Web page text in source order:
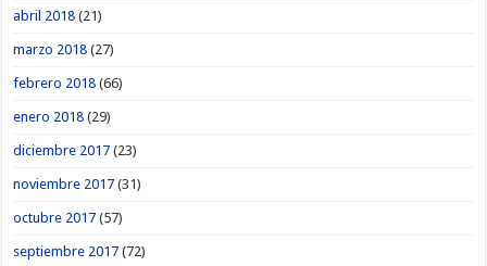
abril 2018 (21)
marzo 2018 (27)
febrero 2018 (66)
enero 2018 (29)
diciembre 2017 (23)
noviembre 2017 (31)
octubre 2017 (57)
septiembre 2017 (72)